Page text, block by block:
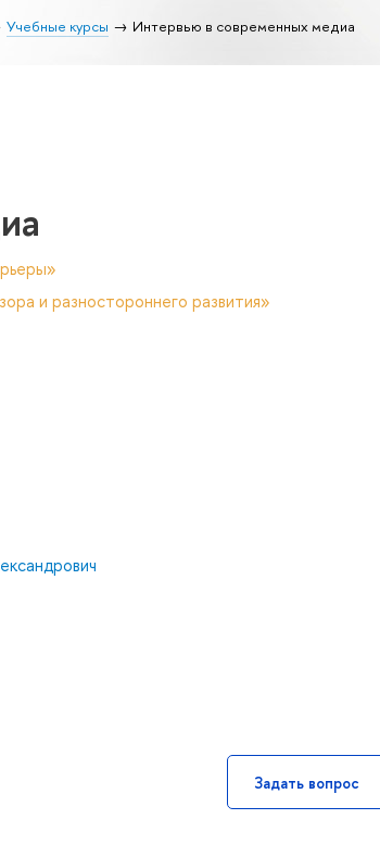
Учебные курсы Интервью в современных медиа
и разностороннего развития»
Задать вопрос